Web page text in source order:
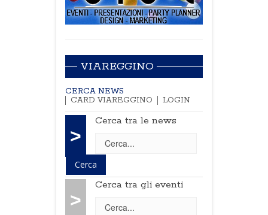
VIAREGGINO
CERCA NEWS
CARD VIAREGGINO
LOGIN
>
Cerca tra le news
>
Cerca tra gli eventi